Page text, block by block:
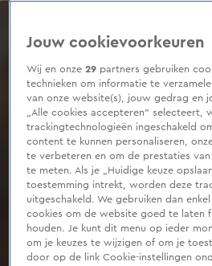
0
Jouw cookievoorkeuren
Wij en onze29 partners gebruiken
technieken om informatie te
van onze website(s), jouw gedrag en
„Alle cookies accepteren” selecteert,
trackingtechnologieën ingeschakeld
content te kunnen personaliseren,
te verbeteren en om de prestaties
te meten. Als je „Huidige keuze
toestemming intrekt, worden deze
uitgeschakeld. We gebruiken dan
cookies om de website goed te laten
houden. Je kunt dit menu op ieder
om je keuzes te wijzigen of om je
door op de link Cookie-instellingen